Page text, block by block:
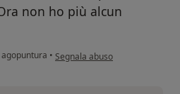
non ho più alcun
agopuntura • secondo l'opinione dell'utente
Segnala abuso